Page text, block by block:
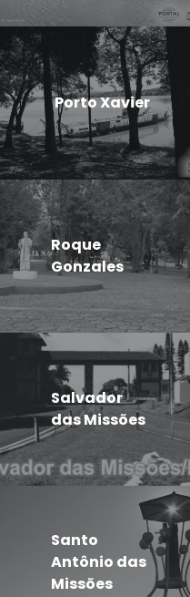
Porto Xavier
Roque
Gonzales
Salvador
das Missões
Santo
Antônio das
Missões